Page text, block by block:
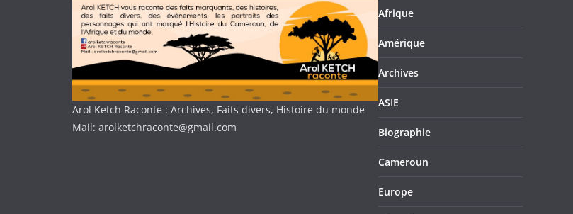
Arol Ketch Raconte : Archives, Faits divers, Histoire du monde
Mail: arolketchraconte@gmail.com
Afrique
Amérique
Archives
ASIE
Biographie
Cameroun
Europe